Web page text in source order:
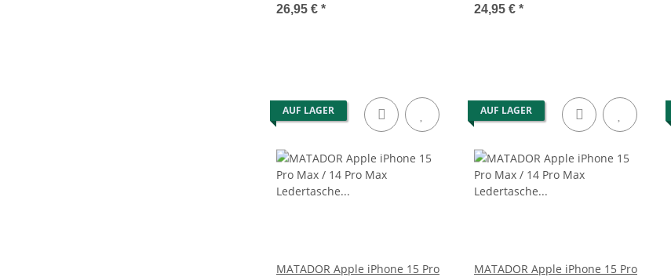
Braun
26,95 € *
Ledertasche Braun
24,95 € *
AUF LAGER
MATADOR Apple iPhone 15 Pro
AUF LAGER
MATADOR Apple iPhone 15 Pro